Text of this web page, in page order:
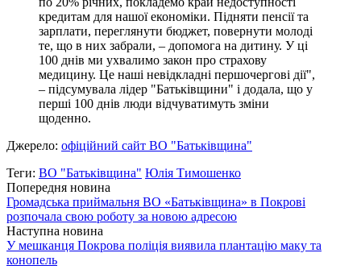
кредитам для нашої економіки. Підняти пенсії та
зарплати, переглянути бюджет, повернути молоді
те, що в них забрали, – допомога на дитину. У ці
100 днів ми ухвалимо закон про страхову
медицину. Це наші невідкладні першочергові дії",
– підсумувала лідер "Батьківщини" і додала, що у
перші 100 днів люди відчуватимуть зміни
щоденно.
Джерело: офіційний сайт ВО "Батьківщина"
Теги: ВО "Батьківщина" Юлія Тимошенко
Попередня новина
Громадська приймальня ВО «Батьківщина» в Покрові
розпочала свою роботу за новою адресою
Наступна новина
У мешканця Покрова поліція виявила плантацію маку та
конопель